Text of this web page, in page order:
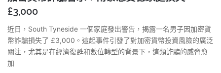
£3,000
近日，South Tyneside 一個家庭發出警告，揭露一名男子因加密貨
幣詐騙損失了 £3,000。這起事件引發了對加密貨幣投資風險的廣泛
關注，尤其是在經濟復甦和數位轉型的背景下，這類詐騙的威脅愈
加